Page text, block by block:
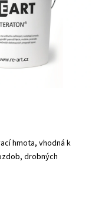
hmota, vhodná k
drobných